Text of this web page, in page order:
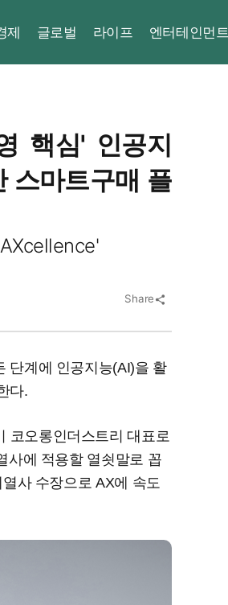
제 글로벌 라이프 엔터테인먼트
핵심' 인공지
스마트구매 플
Share share
단계에 인공지능(AI)을 활
다.
코오롱인더스트리 대표로
사에 적용할 열쇳말로 꼽
사 수장으로 AX에 속도